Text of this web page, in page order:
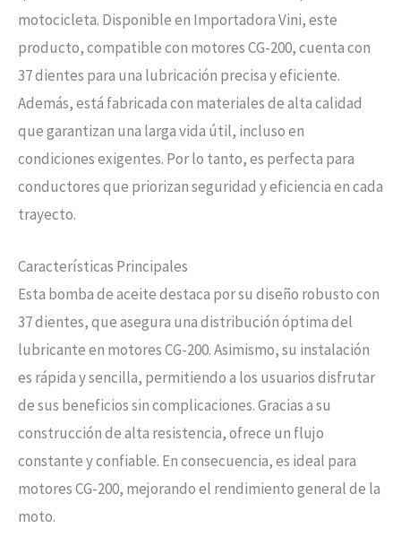
motocicleta. Disponible en Importadora Vini, este
producto, compatible con motores CG-200, cuenta con
37 dientes para una lubricación precisa y eficiente.
Además, está fabricada con materiales de alta calidad
que garantizan una larga vida útil, incluso en
condiciones exigentes. Por lo tanto, es perfecta para
conductores que priorizan seguridad y eficiencia en cada
trayecto.
Características Principales
Esta bomba de aceite destaca por su diseño robusto con
37 dientes, que asegura una distribución óptima del
lubricante en motores CG-200. Asimismo, su instalación
es rápida y sencilla, permitiendo a los usuarios disfrutar
de sus beneficios sin complicaciones. Gracias a su
construcción de alta resistencia, ofrece un flujo
constante y confiable. En consecuencia, es ideal para
motores CG-200, mejorando el rendimiento general de la
moto.